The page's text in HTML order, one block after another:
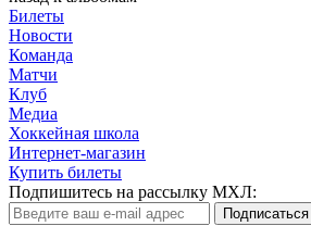
Билеты
Новости
Команда
Матчи
Клуб
Медиа
Хоккейная школа
Интернет-магазин
Купить билеты
Подпишитесь на рассылку МХЛ:
Подписаться